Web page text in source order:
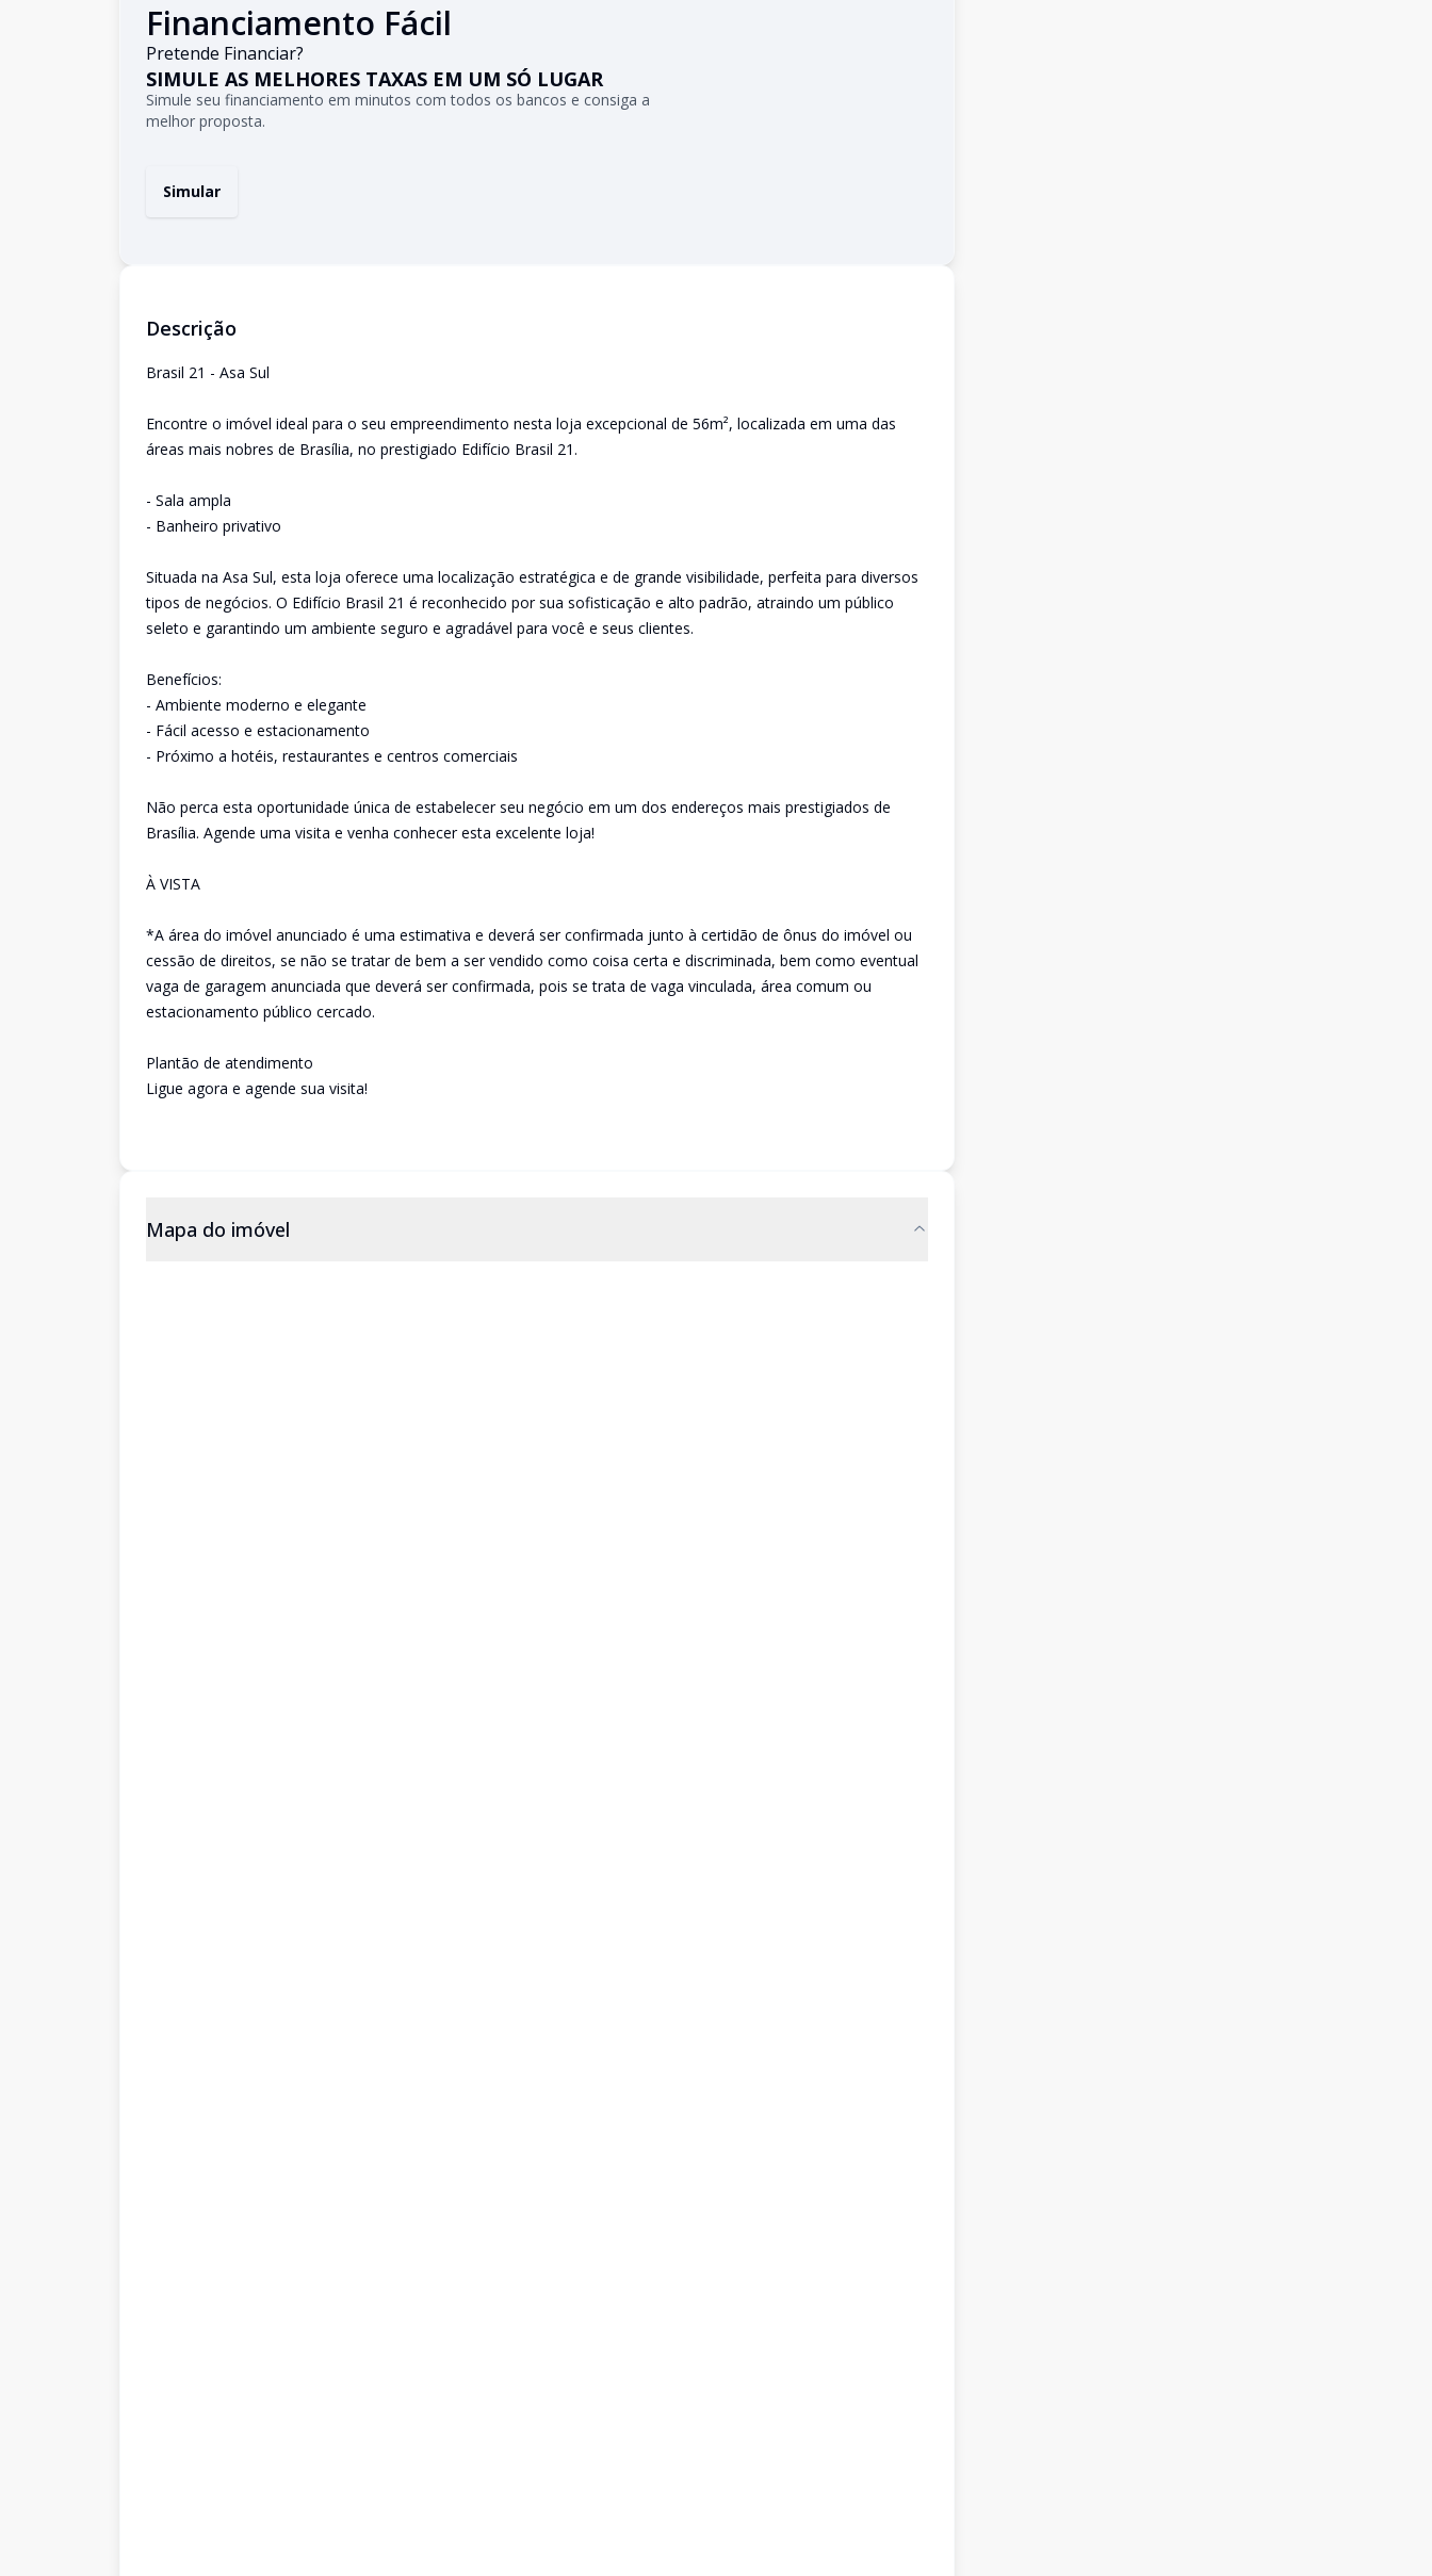
Financiamento Fácil
Pretende Financiar?
SIMULE AS MELHORES TAXAS EM UM SÓ LUGAR
Simule seu financiamento em minutos com todos os bancos e consiga a
melhor proposta.
Simular
Descrição
Brasil 21 - Asa Sul
Encontre o imóvel ideal para o seu empreendimento nesta loja excepcional de 56m², localizada em uma das
áreas mais nobres de Brasília, no prestigiado Edifício Brasil 21.
- Sala ampla
- Banheiro privativo
Situada na Asa Sul, esta loja oferece uma localização estratégica e de grande visibilidade, perfeita para diversos
tipos de negócios. O Edifício Brasil 21 é reconhecido por sua sofisticação e alto padrão, atraindo um público
seleto e garantindo um ambiente seguro e agradável para você e seus clientes.
Benefícios:
- Ambiente moderno e elegante
- Fácil acesso e estacionamento
- Próximo a hotéis, restaurantes e centros comerciais
Não perca esta oportunidade única de estabelecer seu negócio em um dos endereços mais prestigiados de
Brasília. Agende uma visita e venha conhecer esta excelente loja!
À VISTA
*A área do imóvel anunciado é uma estimativa e deverá ser confirmada junto à certidão de ônus do imóvel ou
cessão de direitos, se não se tratar de bem a ser vendido como coisa certa e discriminada, bem como eventual
vaga de garagem anunciada que deverá ser confirmada, pois se trata de vaga vinculada, área comum ou
estacionamento público cercado.
Plantão de atendimento
Ligue agora e agende sua visita!
Mapa do imóvel